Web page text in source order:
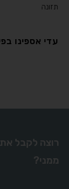
תזונה
עדי אספינו
רוצה לקבל את
ממני?